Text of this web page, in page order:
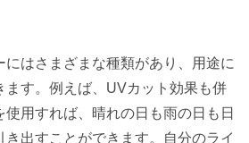
にはさまざまな種類があり、用途に
ます。例えば、UVカット効果も併
用すれば、晴れの日も雨の日も日
出すことができます。自分のライ